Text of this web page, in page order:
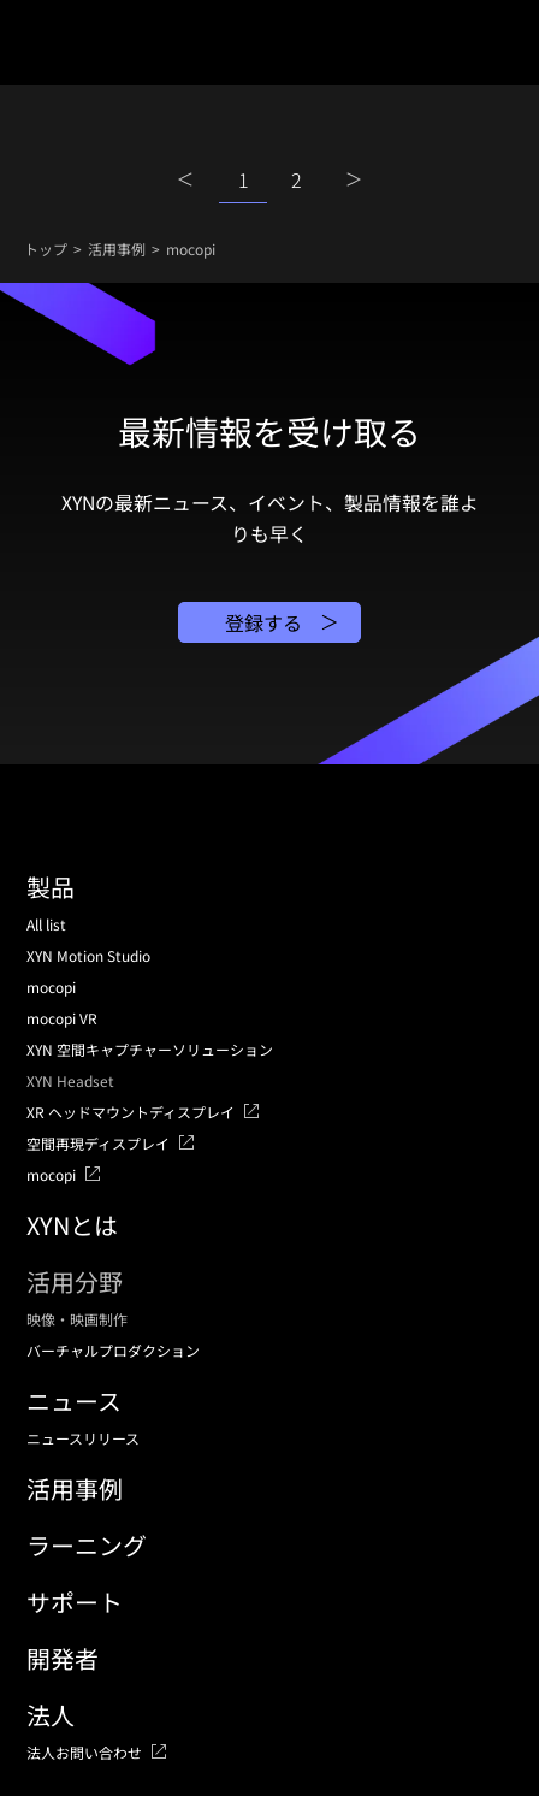
1 2
トップ 活用事例 mocopi
最新情報を受け取る
XYNの最新ニュース、イベント、製品情報を誰よ
りも早く
登録する
製品
All list
XYN Motion Studio
mocopi
mocopi VR
XYN 空間キャプチャーソリューション
XYN Headset
XR ヘッドマウントディスプレイ
空間再現ディスプレイ
mocopi
XYNとは
活用分野
映像・映画制作
バーチャルプロダクション
ニュース
ニュースリリース
活用事例
ラーニング
サポート
開発者
法人
法人お問い合わせ